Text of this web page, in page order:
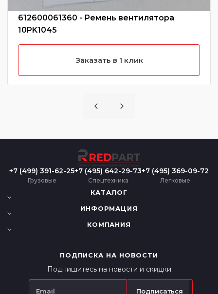
612600061360 - Ремень вентилятора
10PK1045
Заказать в 1 клик
+7 (499) 391-62-25
Грузовые
+7 (495) 642-29-73
Спецтехника
+7 (495) 369-09-72
Легковые
КАТАЛОГ
ИНФОРМАЦИЯ
КОМПАНИЯ
ПОДПИСКА НА НОВОСТИ
Подпишитесь на новости и скидки
Подписаться